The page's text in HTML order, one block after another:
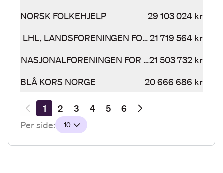
NORSK FOLKEHJELP
29 103 024 kr
LHL, LANDSFORENINGEN FOR HJERTE, LUNGE
21 719 564 kr
NASJONALFORENINGEN FOR FOLKEHELSEN
21 503 732 kr
BLÅ KORS NORGE
20 666 686 kr
Resultatsider
1 2 3 4 5
6
Per side:
10